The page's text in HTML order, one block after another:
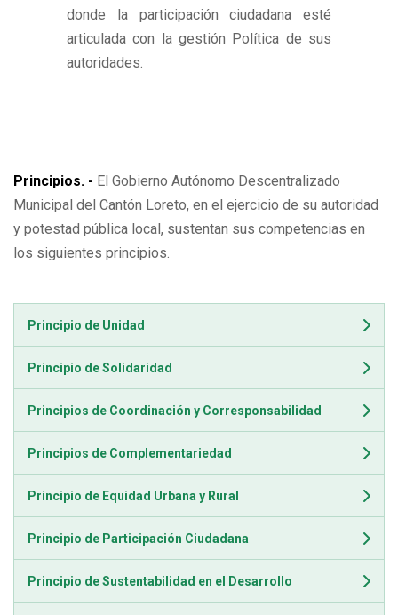
donde la participación ciudadana esté
articulada con la gestión Política de sus
autoridades.
Principios. - El Gobierno Autónomo Descentralizado
Municipal del Cantón Loreto, en el ejercicio de su autoridad
y potestad pública local, sustentan sus competencias en
los siguientes principios.
Principio de Unidad
Principio de Solidaridad
Principios de Coordinación y Corresponsabilidad
Principios de Complementariedad
Principio de Equidad Urbana y Rural
Principio de Participación Ciudadana
Principio de Sustentabilidad en el Desarrollo